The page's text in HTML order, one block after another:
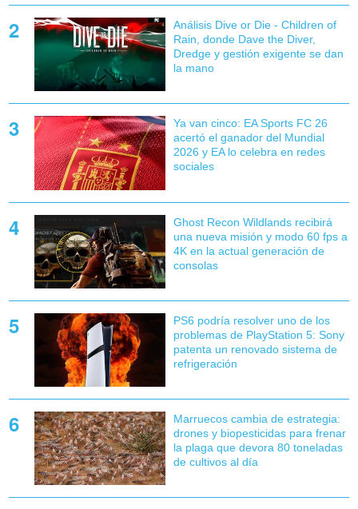
Análisis Dive or Die - Children of
Rain, donde Dave the Diver,
Dredge y gestión exigente se dan
la mano
Ya van cinco: EA Sports FC 26
acertó el ganador del Mundial
2026 y EA lo celebra en redes
sociales
Ghost Recon Wildlands recibirá
una nueva misión y modo 60 fps a
4K en la actual generación de
consolas
PS6 podría resolver uno de los
problemas de PlayStation 5: Sony
patenta un renovado sistema de
refrigeración
Marruecos cambia de estrategia:
drones y biopesticidas para frenar
la plaga que devora 80 toneladas
de cultivos al día